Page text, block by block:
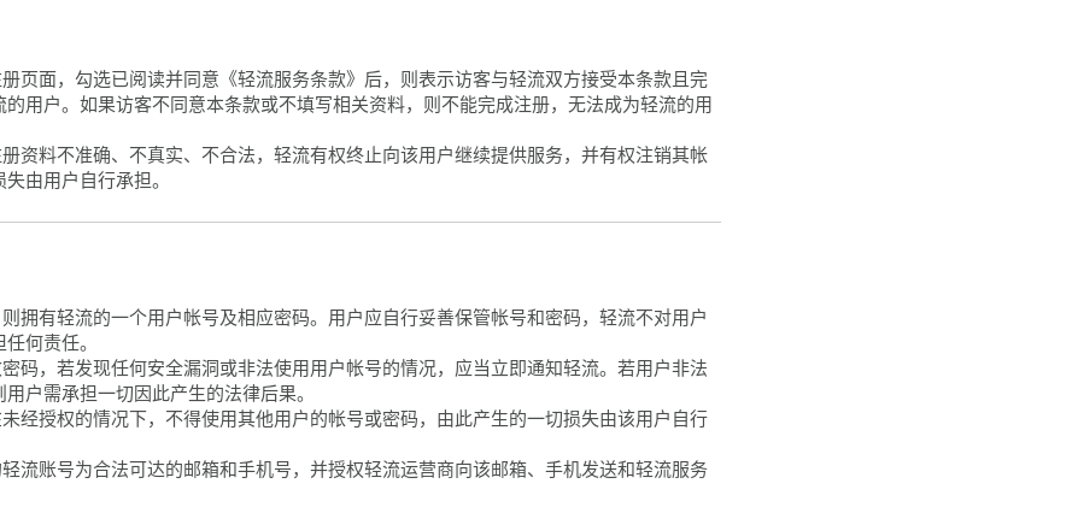
页面，勾选已阅读并同意《轻流服务条款》后，则表示访客与轻流双方接受本条款且完
用户。如果访客不同意本条款或不填写相关资料，则不能完成注册，无法成为轻流的用
资料不准确、不真实、不合法，轻流有权终止向该用户继续提供服务，并有权注销其帐
由用户自行承担。
拥有轻流的一个用户帐号及相应密码。用户应自行妥善保管帐号和密码，轻流不对用户
何责任。
码，若发现任何安全漏洞或非法使用用户帐号的情况，应当立即通知轻流。若用户非法
户需承担一切因此产生的法律后果。
经授权的情况下，不得使用其他用户的帐号或密码，由此产生的一切损失由该用户自行
流账号为合法可达的邮箱和手机号，并授权轻流运营商向该邮箱、手机发送和轻流服务